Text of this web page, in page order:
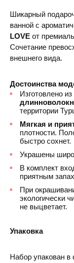
Шикарный
ванной с
LOVE от
Сочетание
внешнего вида.
Достоинства
Изготовлено из
территории
Мягкая и
плотности.
быстро сохнет.
Украшены
В комплект
приятным
При
экологически
не выцветает.
Упаковка
Набор упакован